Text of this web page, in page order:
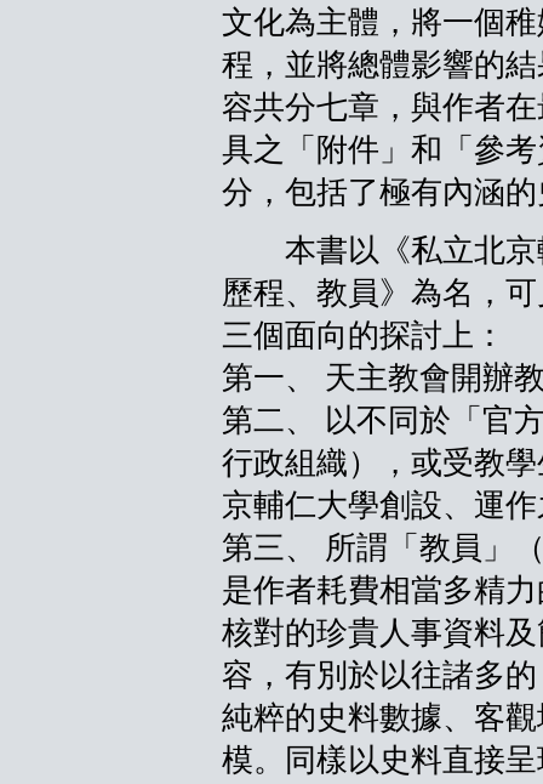
文化為主體，將一個
程，並將總體影響的
容共分七章，與作者
具之「附件」和「參
分，包括了極有內涵
本書以《私立北京
歷程、教員》為名，
三個面向的探討上：
第一、 天主教會開辦
第二、 以不同於「官
行政組織），或受教
京輔仁大學創設、運
第三、 所謂「教員」
是作者耗費相當多精
核對的珍貴人事資料
容，有別於以往諸多
純粹的史料數據、客
模。同樣以史料直接